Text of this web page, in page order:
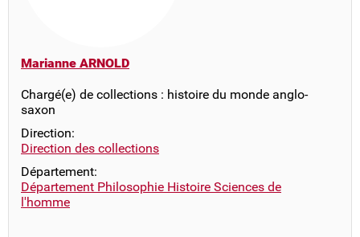
Marianne ARNOLD
Chargé(e) de collections : histoire du monde anglo-
saxon
Direction:
Direction des collections
Département:
Département Philosophie Histoire Sciences de
l'homme